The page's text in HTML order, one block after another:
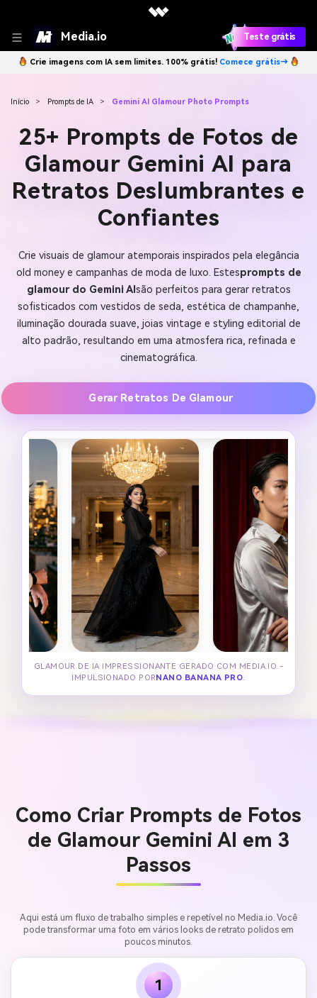
Media.io Teste grátis
Crie imagens com IA sem limites. 100% grátis! Comece grátis→
Início > Prompts de IA > Gemini AI Glamour Photo Prompts
25+ Prompts de Fotos de
Glamour Gemini AI para
Retratos Deslumbrantes e
Confiantes
Crie visuais de glamour atemporais inspirados pela elegância
old money e campanhas de moda de luxo. Estesprompts de
glamour do Gemini AIsão perfeitos para gerar retratos
sofisticados com vestidos de seda, estética de champanhe,
iluminação dourada suave, joias vintage e styling editorial de
alto padrão, resultando em uma atmosfera rica, refinada e
cinematográfica.
Gerar Retratos De Glamour
GLAMOUR DE IA IMPRESSIONANTE GERADO COM MEDIA.IO -
IMPULSIONADO PORNANO BANANA PRO.
Como Criar Prompts de Fotos
de Glamour Gemini AI em 3
Passos
Aqui está um fluxo de trabalho simples e repetível no Media.io. Você
pode transformar uma foto em vários looks de retrato polidos em
poucos minutos.
1